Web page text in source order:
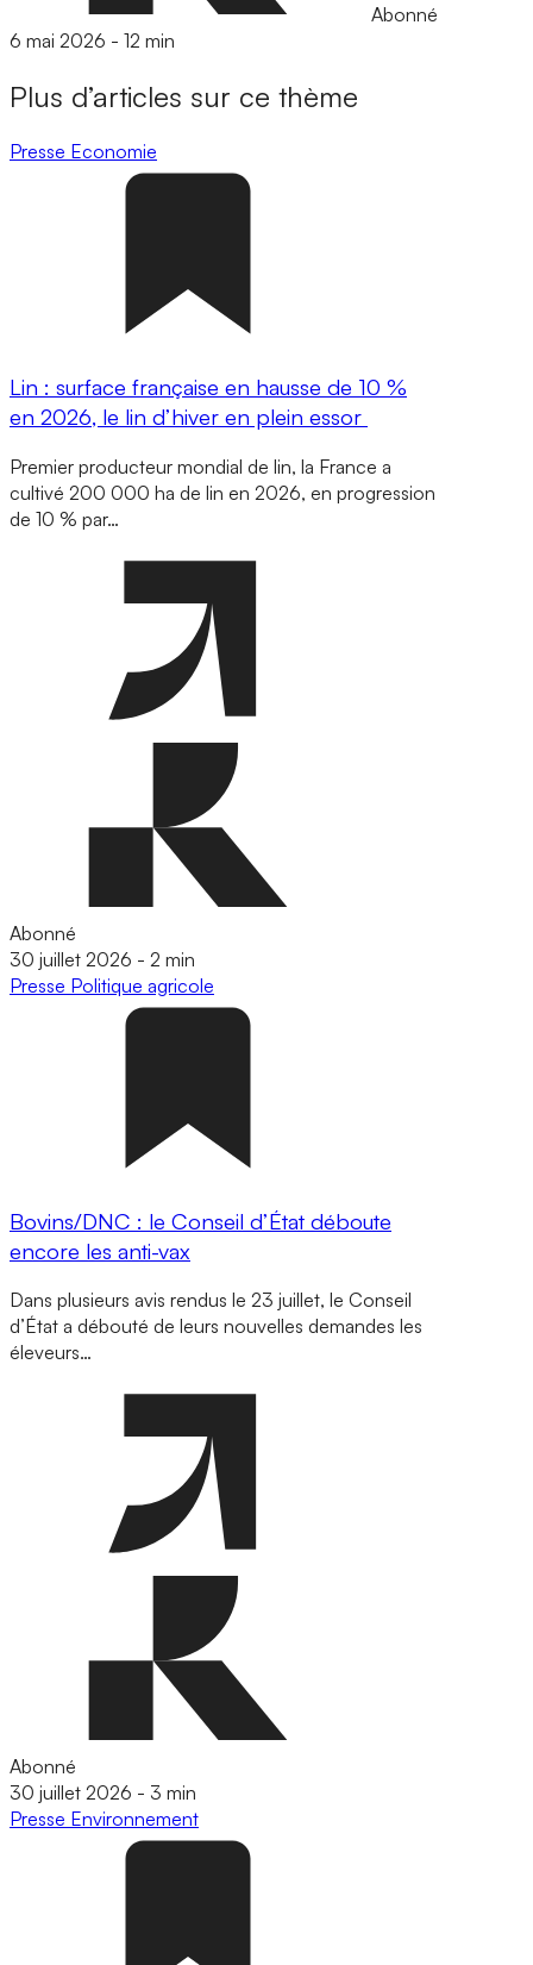
Abonné
6 mai 2026 - 12 min
Plus d’articles sur ce thème
Presse Economie
Lin : surface française en hausse de 10 %
en 2026, le lin d’hiver en plein essor
Premier producteur mondial de lin, la France a
cultivé 200 000 ha de lin en 2026, en progression
de 10 % par…
Abonné
30 juillet 2026 - 2 min
Presse Politique agricole
Bovins/DNC : le Conseil d’État déboute
encore les anti-vax
Dans plusieurs avis rendus le 23 juillet, le Conseil
d’État a débouté de leurs nouvelles demandes les
éleveurs…
Abonné
30 juillet 2026 - 3 min
Presse Environnement